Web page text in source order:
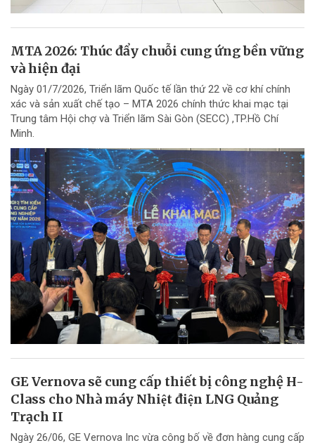
MTA 2026: Thúc đẩy chuỗi cung ứng bền vững
và hiện đại
Ngày 01/7/2026, Triển lãm Quốc tế lần thứ 22 về cơ khí chính
xác và sản xuất chế tạo – MTA 2026 chính thức khai mạc tại
Trung tâm Hội chợ và Triển lãm Sài Gòn (SECC) ,TP.Hồ Chí
Minh.
GE Vernova sẽ cung cấp thiết bị công nghệ H-
Class cho Nhà máy Nhiệt điện LNG Quảng
Trạch II
Ngày 26/06, GE Vernova Inc vừa công bố về đơn hàng cung cấp